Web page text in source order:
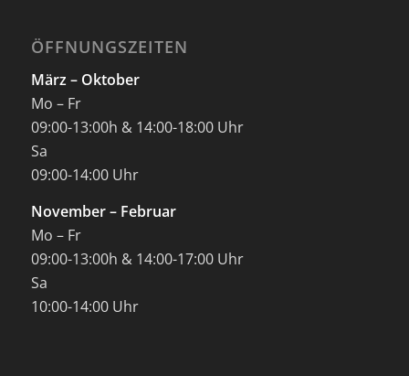
ÖFFNUNGSZEITEN
März – Oktober
Mo – Fr
09:00-13:00h & 14:00-18:00 Uhr
Sa
09:00-14:00 Uhr
November – Februar
Mo – Fr
09:00-13:00h & 14:00-17:00 Uhr
Sa
10:00-14:00 Uhr